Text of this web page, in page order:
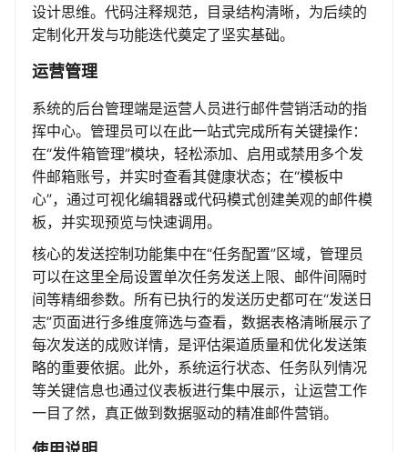
设计思维。代码注释规范，目录结构清晰，为后续的
定制化开发与功能迭代奠定了坚实基础。
运营管理
系统的后台管理端是运营人员进行邮件营销活动的指
挥中心。管理员可以在此一站式完成所有关键操作：
在“发件箱管理”模块，轻松添加、启用或禁用多个发
件邮箱账号，并实时查看其健康状态；在“模板中
心”，通过可视化编辑器或代码模式创建美观的邮件模
板，并实现预览与快速调用。
核心的发送控制功能集中在“任务配置”区域，管理员
可以在这里全局设置单次任务发送上限、邮件间隔时
间等精细参数。所有已执行的发送历史都可在“发送日
志”页面进行多维度筛选与查看，数据表格清晰展示了
每次发送的成败详情，是评估渠道质量和优化发送策
略的重要依据。此外，系统运行状态、任务队列情况
等关键信息也通过仪表板进行集中展示，让运营工作
一目了然，真正做到数据驱动的精准邮件营销。